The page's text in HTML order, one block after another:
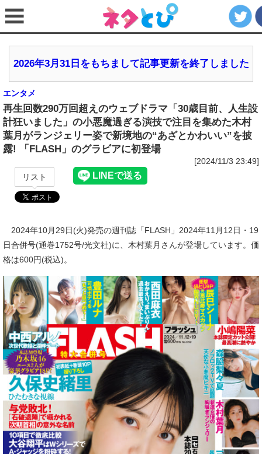
2026年3月31日をもちまして記事更新を終了しました
エンタメ
再生回数290万回超えのウェブドラマ「30歳目前、人生設
計狂いました」の小悪魔過ぎる演技で注目を集めた木村
葉月がランジェリー姿で新境地の“あざとかわいい”を披
露! 「FLASH」のグラビアに初登場
[2024/11/3 23:49]
リスト
2024年10月29日(火)発売の週刊誌「FLASH」2024年11月12日・19
日合併号(通巻1752号/光文社)に、木村葉月さんが登場しています。価
格は600円(税込)。